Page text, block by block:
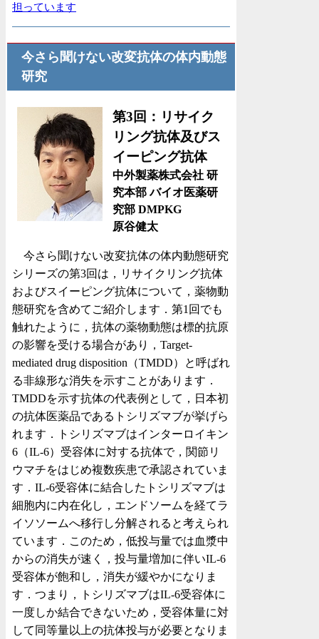
担っています
今さら聞けない改変抗体の体内動態
研究
第3回：リサイク
リング抗体及びス
イーピング抗体
中外製薬株式会社 研
究本部 バイオ医薬研
究部 DMPKG
原谷健太
今さら聞けない改変抗体の体内動態研究
シリーズの第3回は，リサイクリング抗体
およびスイーピング抗体について，薬物動
態研究を含めてご紹介します．第1回でも
触れたように，抗体の薬物動態は標的抗原
の影響を受ける場合があり，Target-
mediated drug disposition（TMDD）と呼ばれ
る非線形な消失を示すことがあります．
TMDDを示す抗体の代表例として，日本初
の抗体医薬品であるトシリズマブが挙げら
れます．トシリズマブはインターロイキン
6（IL-6）受容体に対する抗体で，関節リ
ウマチをはじめ複数疾患で承認されていま
す．IL-6受容体に結合したトシリズマブは
細胞内に内在化し，エンドソームを経てラ
イソソームへ移行し分解されると考えられ
ています．このため，低投与量では血漿中
からの消失が速く，投与量増加に伴いIL-6
受容体が飽和し，消失が緩やかになりま
す．つまり，トシリズマブはIL-6受容体に
一度しか結合できないため，受容体量に対
して同等量以上の抗体投与が必要となりま